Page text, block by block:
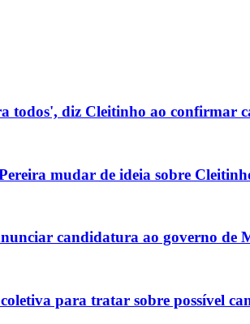
todos', diz Cleitinho ao confirmar
mudar de ideia sobre
candidatura ao governo de
para tratar sobre possível